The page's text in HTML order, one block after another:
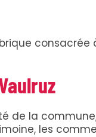
consacrée
de la
les